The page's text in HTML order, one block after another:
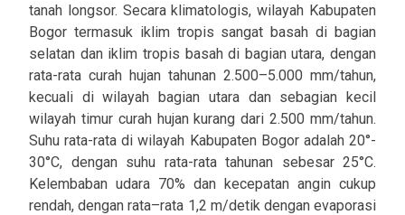
tanah longsor. Secara klimatologis, wilayah Kabupaten
Bogor termasuk iklim tropis sangat basah di bagian
selatan dan iklim tropis basah di bagian utara, dengan
rata-rata curah hujan tahunan 2.500–5.000 mm/tahun,
kecuali di wilayah bagian utara dan sebagian kecil
wilayah timur curah hujan kurang dari 2.500 mm/tahun.
Suhu rata-rata di wilayah Kabupaten Bogor adalah 20°-
30°C, dengan suhu rata-rata tahunan sebesar 25°C.
Kelembaban udara 70% dan kecepatan angin cukup
rendah, dengan rata–rata 1,2 m/detik dengan evaporasi